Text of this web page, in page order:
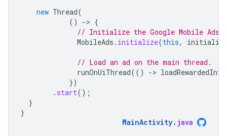
new Thread(
()
-> {
// Initialize the Google Mobile Ads
MobileAds . initialize(this,
// Load an ad on the main thread.
runOnUiThread(() ->
})
. start();
}
}
MainActivity. java